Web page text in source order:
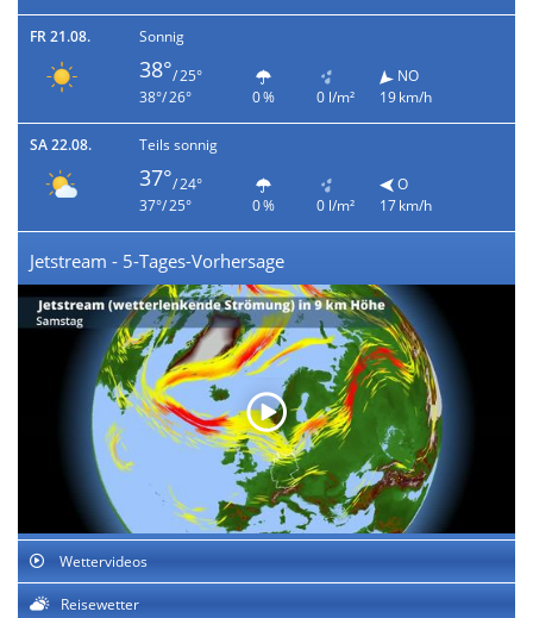
FR 21.08. Sonnig
38°/ 25°
38°/ 26°
0 % 0 l/m²
NO
19 km/h
SA 22.08. Teils sonnig
37°/ 24°
37°/ 25°
0 % 0 l/m²
O
17 km/h
Jetstream - 5-Tages-Vorhersage
Wettervideos
Reisewetter